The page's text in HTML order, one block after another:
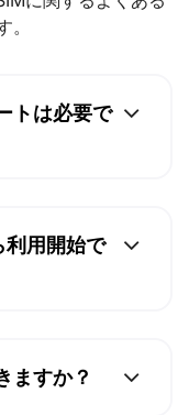
トは必要で
用開始で
ますか？